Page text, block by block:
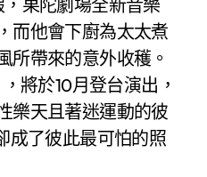
而他會下廚為太太煮
所帶來的意外收穫。
將於10月登台演出，
樂天且著迷運動的彼
成了彼此最可怕的照